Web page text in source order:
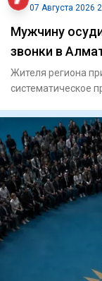
07 Августа 2026
Мужчину
звонки в
Жителя региона
систематическое